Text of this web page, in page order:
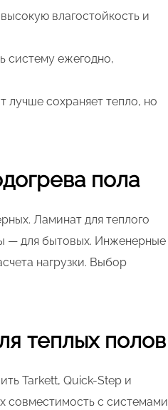
влагостойкость и
систему ежегодно,
лучше сохраняет тепло, но
пола
Ламинат для теплого
— для бытовых. Инженерные
нагрузки. Выбор
теплых полов
Tarkett, Quick-Step и
совместимость с системами